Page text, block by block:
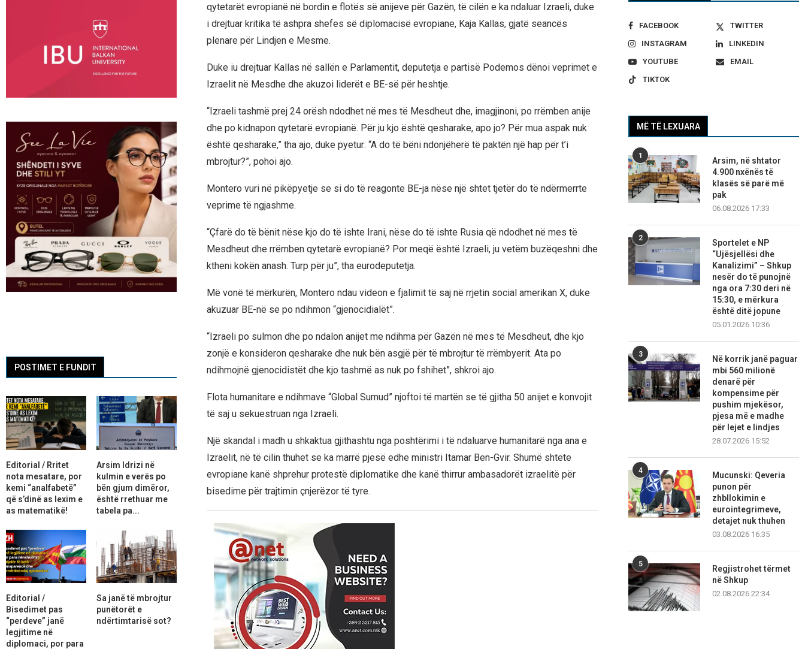
qytetarët evropianë në bordin e flotës së anijeve për Gazën, të cilën e ka ndaluar Izraeli, duke
i drejtuar kritika të ashpra shefes së diplomacisë evropiane, Kaja Kallas, gjatë seancës
plenare për Lindjen e Mesme.
Duke iu drejtuar Kallas në sallën e Parlamentit, deputetja e partisë Podemos dënoi veprimet e
Izraelit në Mesdhe dhe akuzoi liderët e BE-së për heshtje.
“Izraeli tashmë prej 24 orësh ndodhet në mes të Mesdheut dhe, imagjinoni, po rrëmben anije
dhe po kidnapon qytetarë evropianë. Për ju kjo është qesharake, apo jo? Për mua aspak nuk
është qesharake,” tha ajo, duke pyetur: “A do të bëni ndonjëherë të paktën një hap për t’i
mbrojtur?”, pohoi ajo.
Montero vuri në pikëpyetje se si do të reagonte BE-ja nëse një shtet tjetër do të ndërmerrte
veprime të ngjashme.
“Çfarë do të bënit nëse kjo do të ishte Irani, nëse do të ishte Rusia që ndodhet në mes të
Mesdheut dhe rrëmben qytetarë evropianë? Por meqë është Izraeli, ju vetëm buzëqeshni dhe
ktheni kokën anash. Turp për ju”, tha eurodeputetja.
Më vonë të mërkurën, Montero ndau videon e fjalimit të saj në rrjetin social amerikan X, duke
akuzuar BE-në se po ndihmon “gjenocidialët”.
“Izraeli po sulmon dhe po ndalon anijet me ndihma për Gazën në mes të Mesdheut, dhe kjo
zonjë e konsideron qesharake dhe nuk bën asgjë për të mbrojtur të rrëmbyerit. Ata po
ndihmojnë gjenocidistët dhe kjo tashmë as nuk po fshihet”, shkroi ajo.
Flota humanitare e ndihmave “Global Sumud” njoftoi të martën se të gjitha 50 anijet e konvojit
të saj u sekuestruan nga Izraeli.
Një skandal i madh u shkaktua gjithashtu nga poshtërimi i të ndaluarve humanitarë nga ana e
Izraelit, në të cilin thuhet se ka marrë pjesë edhe ministri Itamar Ben-Gvir. Shumë shtete
evropiane kanë shprehur protestë diplomatike dhe kanë thirrur ambasadorët izraelitë për
bisedime për trajtimin çnjerëzor të tyre.
FACEBOOK
TWITTER
INSTAGRAM
LINKEDIN
YOUTUBE
EMAIL
TIKTOK
MË TË LEXUARA
1
Arsim, në shtator
4.900 nxënës të
klasës së parë më
pak
06.08.2026 17:33
2
Sportelet e NP
“Ujësjellësi dhe
Kanalizimi” – Shkup
nesër do të punojnë
nga ora 7:30 deri në
15:30, e mërkura
është ditë jopune
05.01.2026 10:36
3
Në korrik janë paguar
mbi 560 milionë
denarë për
kompensime për
pushim mjekësor,
pjesa më e madhe
për lejet e lindjes
28.07.2026 15:52
4
Mucunski: Qeveria
punon për
zhbllokimin e
eurointegrimeve,
detajet nuk thuhen
03.08.2026 16:35
5
Regjistrohet tërmet
në Shkup
02.08.2026 22:34
POSTIMET E FUNDIT
Editorial / Rritet
nota mesatare, por
kemi “analfabetë”
që s’dinë as lexim e
as matematikë!
Arsim Idrizi në
kulmin e verës po
bën gjum dimëror,
është rrethuar me
tabela pa...
Editorial /
Bisedimet pas
“perdeve” janë
legjitime në
diplomaci, por para
Sa janë të mbrojtur
punëtorët e
ndërtimtarisë sot?